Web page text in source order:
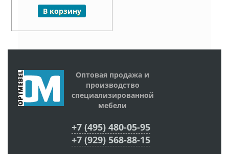
В корзину
Оптовая продажа и
производство
специализированной
мебели
+7 (495) 480-05-95
+7 (929) 568-88-15